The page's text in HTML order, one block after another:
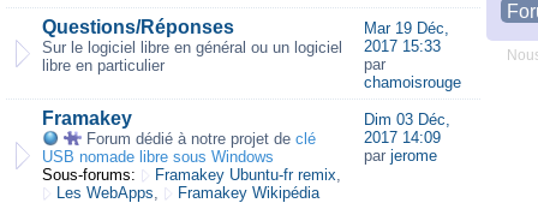
Questions/Réponses
Sur le logiciel libre en général ou un logiciel
libre en particulier
Mar 19 Déc,
2017 15:33
par
chamoisrouge
Framakey
Forum dédié à notre projet de clé
USB nomade libre sous Windows
Sous-forums:
Framakey Ubuntu-fr remix,
Les WebApps, Framakey Wikipédia
Dim 03 Déc,
2017 14:09
par jerome